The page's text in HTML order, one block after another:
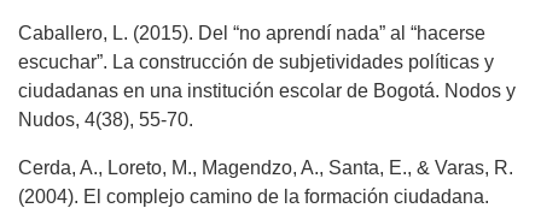
Caballero, L. (2015). Del “no aprendí nada” al “hacerse
escuchar”. La construcción de subjetividades políticas y
ciudadanas en una institución escolar de Bogotá. Nodos y
Nudos, 4(38), 55-70.
Cerda, A., Loreto, M., Magendzo, A., Santa, E., & Varas, R.
(2004). El complejo camino de la formación ciudadana.